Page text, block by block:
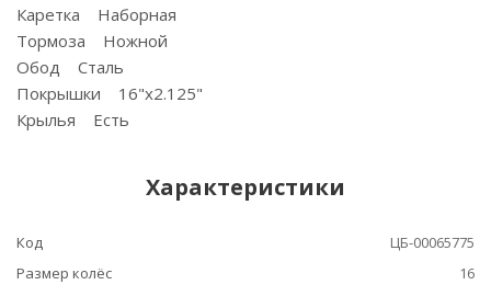
Каретка Наборная
Тормоза Ножной
Обод Сталь
Покрышки 16"х2.125"
Крылья Есть
Характеристики
Код
ЦБ-00065775
Размер колёс
16